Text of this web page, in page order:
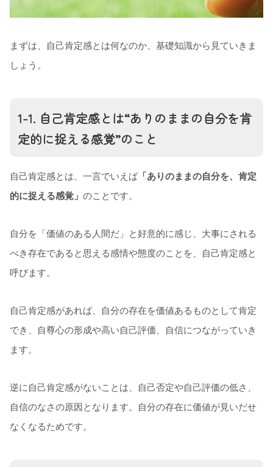
まずは、自己肯定感とは何なのか、基礎知識から見ていきま
しょう。
1-1. 自己肯定感とは“ありのままの自分を肯
定的に捉える感覚”のこと
自己肯定感とは、一言でいえば 「ありのままの自分を、肯定
的に捉える感覚」 のことです。
自分を「価値のある人間だ」と好意的に感じ、大事にされる
べき存在であると思える感情や態度のことを、自己肯定感と
呼びます。
自己肯定感があれば、自分の存在を価値あるものとして肯定
でき、自尊心の形成や高い自己評価、自信につながっていき
ます。
逆に自己肯定感がないことは、自己否定や自己評価の低さ、
自信のなさの原因となります。自分の存在に価値が見いだせ
なくなるためです。